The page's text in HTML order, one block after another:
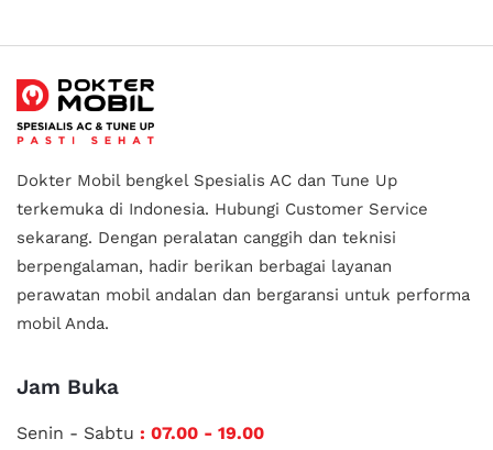
Dokter Mobil bengkel Spesialis AC dan Tune Up
terkemuka di Indonesia. Hubungi Customer Service
sekarang. Dengan peralatan canggih dan teknisi
berpengalaman, hadir berikan berbagai layanan
perawatan mobil andalan dan bergaransi untuk performa
mobil Anda.
Jam Buka
Senin - Sabtu : 07.00 - 19.00